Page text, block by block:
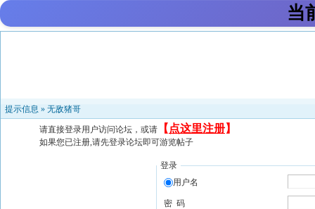
当
提示信息 » 无敌猪哥
请直接登录用户访问论坛，或请 【 点这里注册】
如果您已注册,请先登录论坛即可游览帖子
登录
用户名
密 码